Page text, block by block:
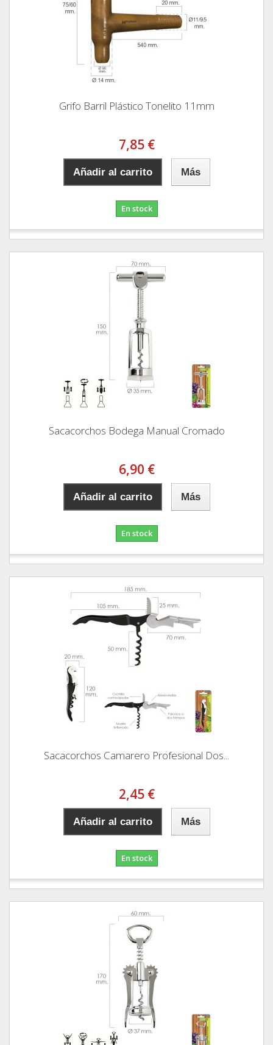
Grifo Barril Plástico Tonelito 11mm
7,85 €
Añadir al carrito Más
En stock
Sacacorchos Bodega Manual Cromado
6,90 €
Añadir al carrito Más
En stock
Sacacorchos Camarero Profesional Dos...
2,45 €
Añadir al carrito Más
En stock